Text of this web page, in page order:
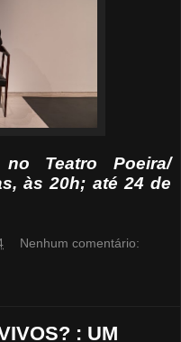
Teatro Poeira/
às 20h; até 24 de
Nenhum comentário:
: UM